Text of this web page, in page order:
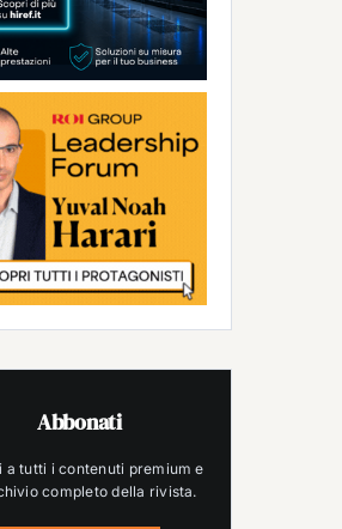
Abbonati
a tutti i contenuti premium e
completo della rivista.